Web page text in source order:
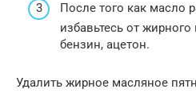
После того как масло
избавьтесь от
бензин, ацетон.
Удалить жирное масляное